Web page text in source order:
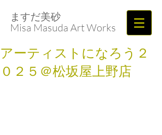
ますだ美砂​​​​​​​
Misa Masuda Art Works
アーティストになろう２
０２５＠松坂屋上野店